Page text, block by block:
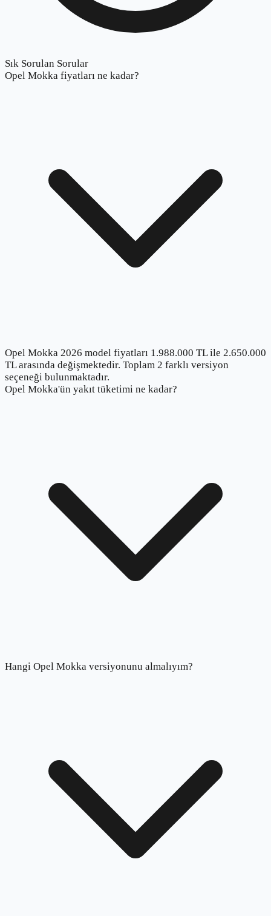
Sık Sorulan Sorular
Opel Mokka fiyatları ne kadar?
Opel Mokka 2026 model fiyatları 1.988.000 TL ile 2.650.000
TL arasında değişmektedir. Toplam 2 farklı versiyon
seçeneği bulunmaktadır.
Opel Mokka'ün yakıt tüketimi ne kadar?
Hangi Opel Mokka versiyonunu almalıyım?